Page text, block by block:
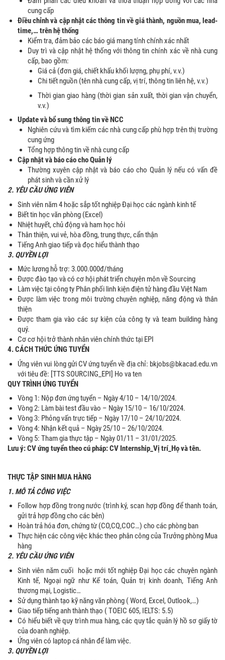
cung cấp
Điều chỉnh và cập nhật các thông tin về giá thành, nguồn mua, lead-
time,… trên hệ thống
Kiểm tra, đảm bảo các báo giá mang tính chính xác nhất
Duy trì và cập nhật hệ thống với thông tin chính xác về nhà cung
cấp, bao gồm:
Giá cả (đơn giá, chiết khấu khối lượng, phụ phí, v.v.)
Chi tiết nguồn (tên nhà cung cấp, vị trí, thông tin liên hệ, v.v.)
Thời gian giao hàng (thời gian sản xuất, thời gian vận chuyển,
v.v.)
Update và bổ sung thông tin về NCC
Nghiên cứu và tìm kiếm các nhà cung cấp phù hợp trên thị trường
cung ứng
Tổng hợp thông tin về nhà cung cấp
Cập nhật và báo cáo cho Quản lý
Thường xuyên cập nhật và báo cáo cho Quản lý nếu có vấn đề
phát sinh và cần xử lý
2. YÊU CẦU ỨNG VIÊN
Sinh viên năm 4 hoặc sắp tốt nghiệp Đại học các ngành kinh tế
Biết tin học văn phòng (Excel)
Nhiệt huyết, chủ động và ham học hỏi
Thân thiện, vui vẻ, hòa đồng, trung thực, cẩn thận
Tiếng Anh giao tiếp và đọc hiểu thành thạo
3. QUYỀN LỢI
Mức lương hỗ trợ: 3.000.000đ/tháng
Được đào tạo và có cơ hội phát triển chuyên môn về Sourcing
Làm việc tại công ty Phân phối linh kiện điện tử hàng đầu Việt Nam
Được làm việc trong môi trường chuyên nghiệp, năng động và thân
thiện
Được tham gia vào các sự kiện của công ty và team building hàng
quý.
Cơ cơ hội trở thành nhân viên chính thức tại EPI
4. CÁCH THỨC ỨNG TUYỂN
Ứng viên vui lòng gửi CV ứng tuyển về địa chỉ: bkjobs@bkacad.edu.vn
với tiêu đề: [TTS SOURCING_EPI] Ho va ten
QUY TRÌNH ỨNG TUYỂN
Vòng 1: Nộp đơn ứng tuyển – Ngày 4/10 – 14/10/2024.
Vòng 2: Làm bài test đầu vào – Ngày 15/10 – 16/10/2024.
Vòng 3: Phỏng vấn trực tiếp – Ngày 17/10 – 24/10/2024.
Vòng 4: Nhận kết quả – Ngày 25/10 – 26/10/2024.
Vòng 5: Tham gia thực tập – Ngày 01/11 – 31/01/2025.
Lưu ý: CV ứng tuyển theo cú pháp: CV Internship_Vị trí_Họ và tên.
THỰC TẬP SINH MUA HÀNG
1. MÔ TẢ CÔNG VIỆC
Follow hợp đồng trong nước (trình ký, scan hợp đồng để thanh toán,
gửi trả hợp đồng cho các bên)
Hoàn trả hóa đơn, chứng từ (CO,CQ,COC…) cho các phòng ban
Thực hiện các công việc khác theo phân công của Trưởng phòng Mua
hàng
2. YÊU CẦU ỨNG VIÊN
Sinh viên năm cuối hoặc mới tốt nghiệp Đại học các chuyên ngành
Kinh tế, Ngoại ngữ như Kế toán, Quản trị kinh doanh, Tiếng Anh
thương mại, Logistic…
Sử dụng thành tạo kỹ năng văn phòng ( Word, Excel, Outlook,…)
Giao tiếp tiếng anh thành thạo ( TOEIC 605, IELTS: 5.5)
Có hiểu biết về quy trình mua hàng, các quy tắc quản lý hồ sơ giấy tờ
của doanh nghiệp.
Ứng viên có laptop cá nhân để làm việc.
3. QUYỀN LỢI